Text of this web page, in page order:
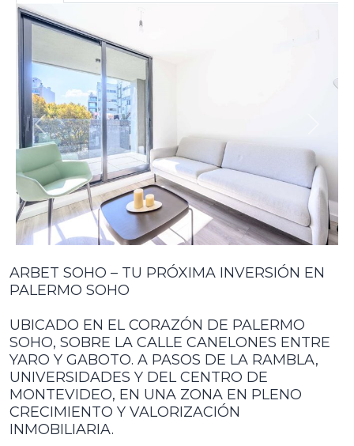
ANTERIOR
ARBET SOHO – TU PRÓXIMA INVERSIÓN EN
PALERMO SOHO
UBICADO EN EL CORAZÓN DE PALERMO
SOHO, SOBRE LA CALLE CANELONES ENTRE
YARO Y GABOTO. A PASOS DE LA RAMBLA,
UNIVERSIDADES Y DEL CENTRO DE
MONTEVIDEO, EN UNA ZONA EN PLENO
CRECIMIENTO Y VALORIZACIÓN
INMOBILIARIA.